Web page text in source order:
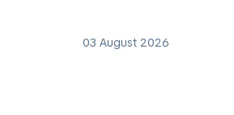
03 August 2026